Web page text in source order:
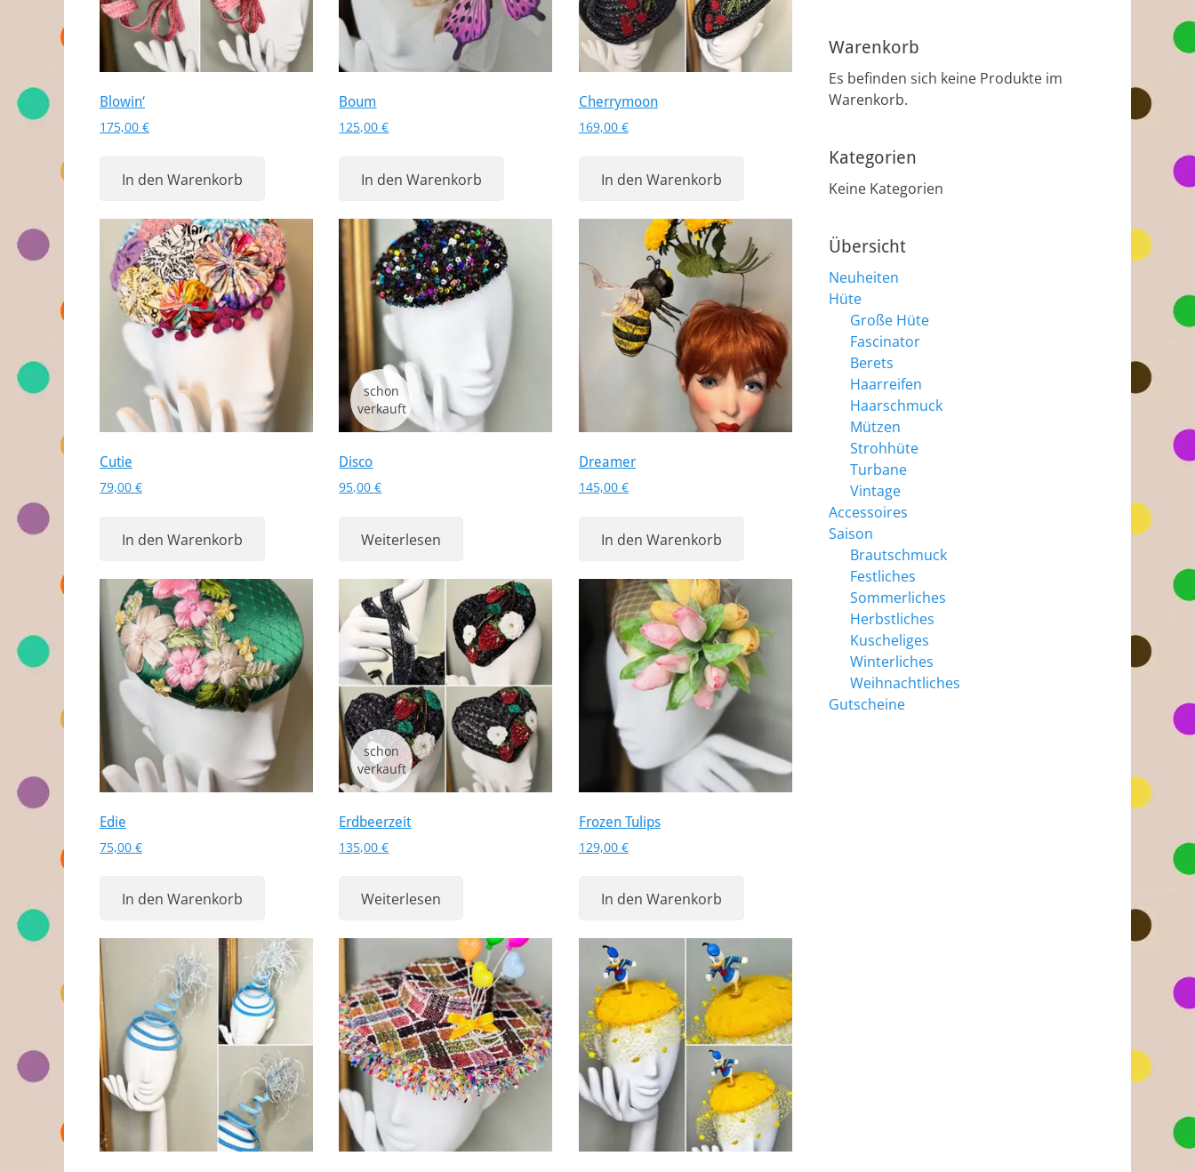
Blowin‘
175,00 €
In den Warenkorb
Boum
125,00€
In den Warenkorb
Cherrymoon
169,00 €
In den Warenkorb
Cutie
79,00 €
In den Warenkorb
Disco
95,00€
Weiterlesen
Dreamer
145,00 €
In den Warenkorb
Edie
75,00 €
In den Warenkorb
Erdbeerzeit
135,00€
Weiterlesen
Frozen Tulips
129,00 €
In den Warenkorb
Warenkorb
Es befinden sich keine Produkte im
Warenkorb.
Kategorien
Keine Kategorien
Übersicht
Neuheiten
Hüte
Große Hüte
Fascinator
Berets
Haarreifen
Haarschmuck
Mützen
Strohhüte
Turbane
Vintage
Accessoires
Saison
Brautschmuck
Festliches
Sommerliches
Herbstliches
Kuscheliges
Winterliches
Weihnachtliches
Gutscheine